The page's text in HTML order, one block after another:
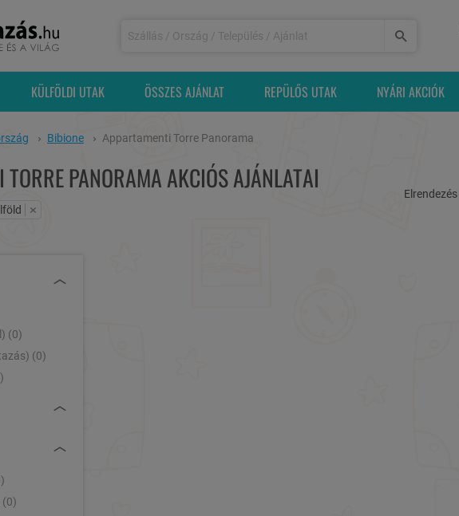
KÜLFÖLDI UTAK ÖSSZES AJÁNLAT REPÜLŐS UTAK NYÁRI AKCIÓK
Bibione Appartamenti Torre Panorama
TORRE PANORAMA AKCIÓS AJÁNLATAI
×
Elrendezés
(0)
(0)
)
)
(0)